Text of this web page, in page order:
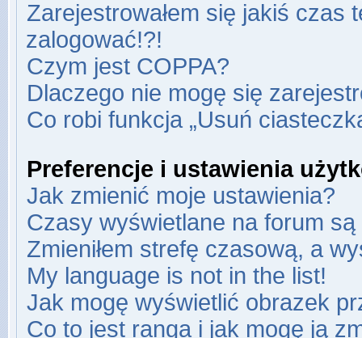
Zarejestrowałem się jakiś czas
zalogować!?!
Czym jest COPPA?
Dlaczego nie mogę się
Co robi funkcja „Usuń
Preferencje i ustawienia
Jak zmienić moje ustawienia?
Czasy wyświetlane na forum są
Zmieniłem strefę czasową, a
My language is not in the list!
Jak mogę wyświetlić obrazek
Co to jest ranga i jak mogę ją